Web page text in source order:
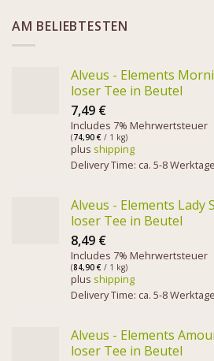
AM BELIEBTESTEN
Alveus - Elements
loser Tee in Beutel
7,49 €
Includes 7% Mehrwertsteuer
(74,90 € / 1 kg)
plus shipping
Delivery Time: ca. 5-8 Werktage
Alveus - Elements Lady
loser Tee in Beutel
8,49 €
Includes 7% Mehrwertsteuer
(84,90 € / 1 kg)
plus shipping
Delivery Time: ca. 5-8 Werktage
Alveus - Elements
loser Tee in Beutel